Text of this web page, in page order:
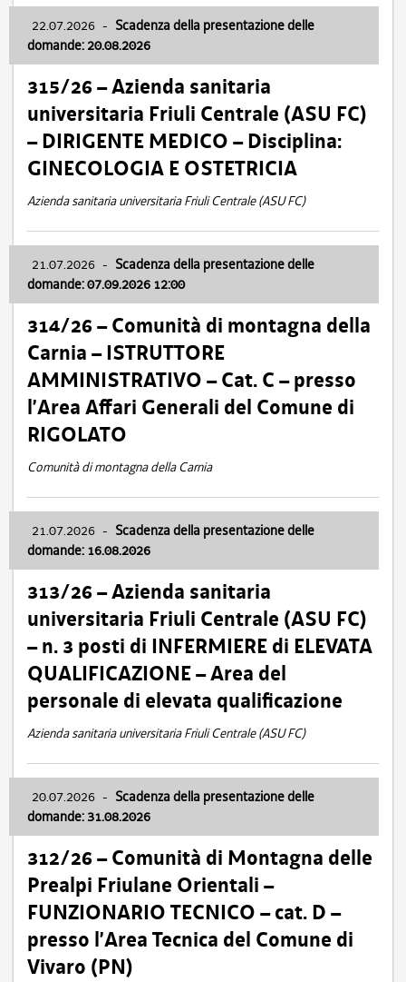
22.07.2026 - Scadenza della presentazione delle
domande: 20.08.2026
315/26 – Azienda sanitaria
universitaria Friuli Centrale (ASU FC)
– DIRIGENTE MEDICO – Disciplina:
GINECOLOGIA E OSTETRICIA
Azienda sanitaria universitaria Friuli Centrale (ASU FC)
21.07.2026 - Scadenza della presentazione delle
domande: 07.09.2026 12:00
314/26 – Comunità di montagna della
Carnia – ISTRUTTORE
AMMINISTRATIVO – Cat. C – presso
l’Area Affari Generali del Comune di
RIGOLATO
Comunità di montagna della Carnia
21.07.2026 - Scadenza della presentazione delle
domande: 16.08.2026
313/26 – Azienda sanitaria
universitaria Friuli Centrale (ASU FC)
– n. 3 posti di INFERMIERE di ELEVATA
QUALIFICAZIONE – Area del
personale di elevata qualificazione
Azienda sanitaria universitaria Friuli Centrale (ASU FC)
20.07.2026 - Scadenza della presentazione delle
domande: 31.08.2026
312/26 – Comunità di Montagna delle
Prealpi Friulane Orientali –
FUNZIONARIO TECNICO – cat. D –
presso l’Area Tecnica del Comune di
Vivaro (PN)